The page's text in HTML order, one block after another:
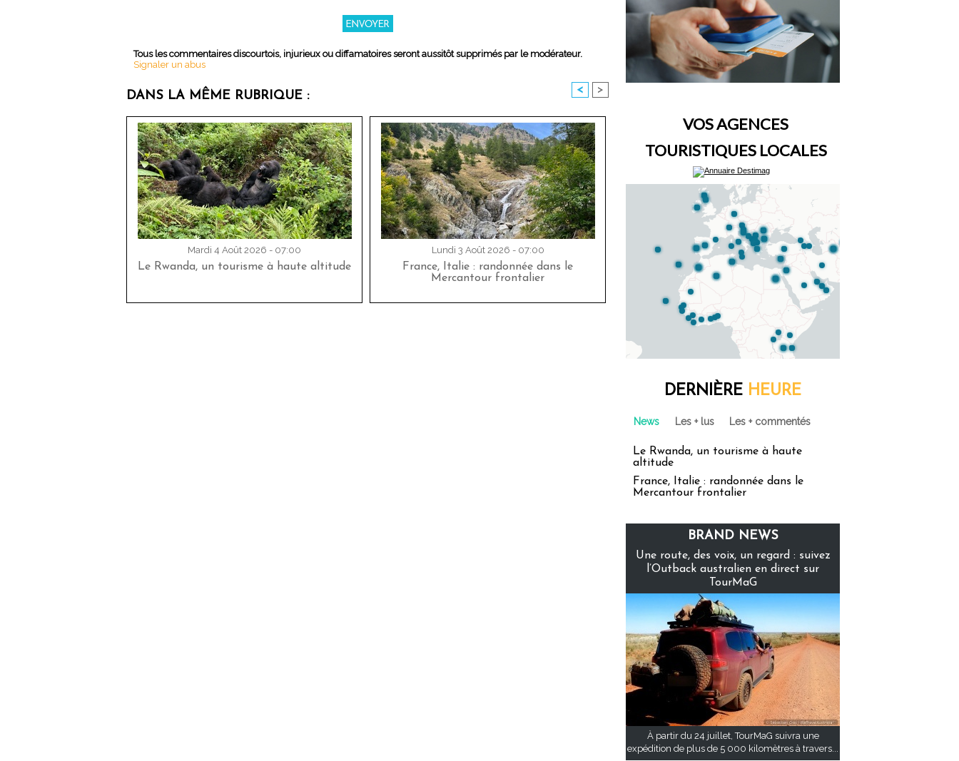
Tous les commentaires discourtois, injurieux ou diffamatoires seront aussitôt supprimés par le modérateur.
Signaler un abus
DANS LA MÊME RUBRIQUE : < >
Mardi 4 Août 2026 - 07:00
Le Rwanda, un tourisme à haute altitude
Lundi 3 Août 2026 - 07:00
France, Italie : randonnée dans le
Mercantour frontalier
VOS AGENCES
TOURISTIQUES LOCALES
DERNIÈRE HEURE
News Les + lus Les + commentés
Le Rwanda, un tourisme à haute
altitude
France, Italie : randonnée dans le
Mercantour frontalier
BRAND NEWS
Une route, des voix, un regard : suivez
l’Outback australien en direct sur
TourMaG
À partir du 24 juillet, TourMaG suivra une
expédition de plus de 5 000 kilomètres à travers...